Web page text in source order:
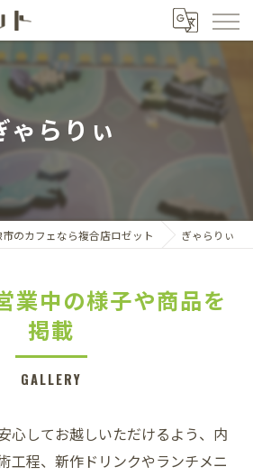
ゃらりぃ
のカフェなら複合店ロゼット ぎゃらりぃ
業中の様子や商品を
掲載
GALLERY
心してお越しいただけるよう、内
工程、新作ドリンクやランチメニ